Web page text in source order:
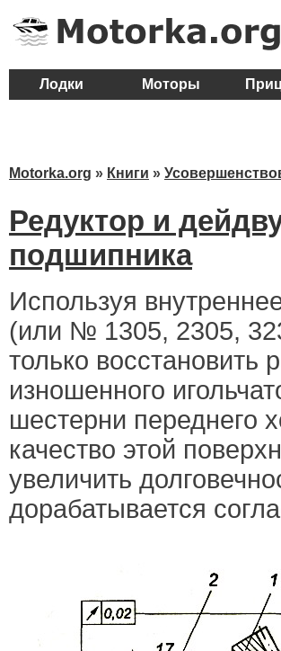
Лодки Моторы
Motorka.org » Книги »
Редуктор и
подшипника
Используя
(или № 1305, 2305,
только восстановить
изношенного
шестерни переднего
качество этой
увеличить
дорабатывается